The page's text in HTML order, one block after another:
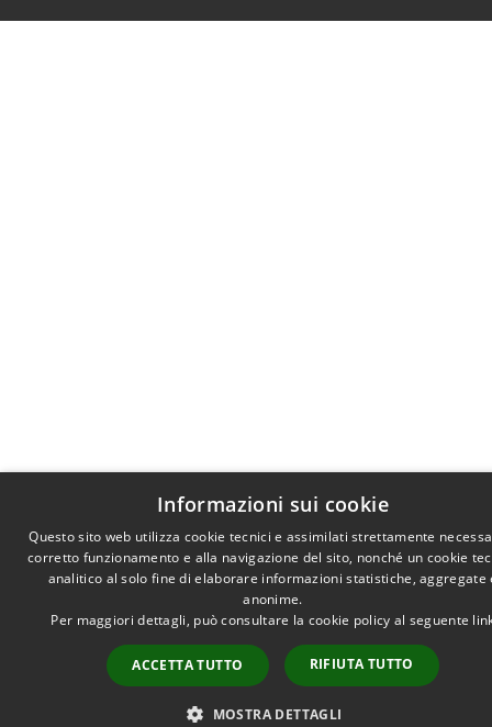
Informazioni sui cookie
Questo sito web utilizza cookie tecnici e assimilati strettamente
corretto funzionamento e alla navigazione del sito, nonché un cookie
analitico al solo fine di elaborare informazioni statistiche, aggregate
anonime.
Per maggiori dettagli, può consultare la cookie policy al seguente
ACCETTA TUTTO RIFIUTA TUTTO
MOSTRA DETTAGLI